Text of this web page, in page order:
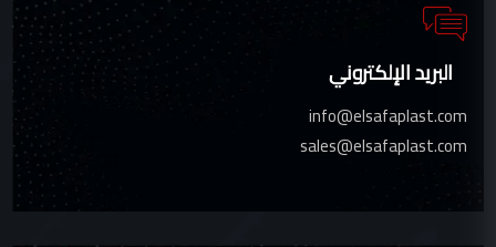
البريد الإلكتروني
info@elsafaplast.com
sales@elsafaplast.com